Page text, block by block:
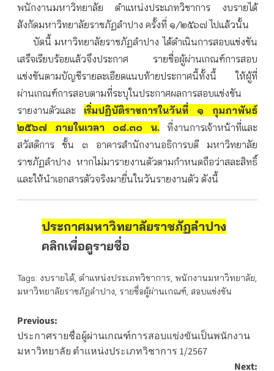
พนักงานมหาวิทยาลัย ตำแหน่งประเภทวิชาการ งบรายได้
สังกัดมหาวิทยาลัยราชภัฏลำปาง ครั้งที่ ๑/๒๕๖๗ ไปแล้วนั้น
บัดนี้ มหาวิทยาลัยราชภัฏลำปาง ได้ดำเนินการสอบแข่งขัน
เสร็จเรียบร้อยแล้วจึงประกาศ รายชื่อผู้ผ่านเกณฑ์การสอบ
แข่งขันตามบัญชีรายละเอียดแนบท้ายประกาศนี้ทั้งนี้ ให้ผู้ที่
ผ่านเกณฑ์การสอบตามที่ระบุในประกาศผลการสอบแข่งขัน
รายงานตัวและ เริ่มปฏิบัติราชการในวันที่ ๑ กุมภาพันธ์
๒๕๖๗ ภายในเวลา ๐๘.๓๐ น.ที่งานการเจ้าหน้าที่และ
สวัสดิการ ชั้น ๓ อาคารสำนักงานอธิการบดี มหาวิทยาลัย
ราชภัฏลำปาง หากไม่มารายงานตัวตามกำหนดถือว่าสละสิทธิ์
และให้นำเอกสารตัวจริงมายื่นในวันรายงานตัว ดังนี้
ประกาศมหาวิทยาลัยราชภัฏลำปาง
คลิกเพื่อดูรายชื่อ
Tags: งบรายได้, ตำแหน่งประเภทวิชาการ, พนักงานมหาวิทยาลัย,
มหาวิทยาลัยราชภัฏลำปาง, รายชื่อผู้ผ่านเกณฑ์, สอบแข่งขัน
Post
navigation
Previous:
ประกาศรายชื่อผู้ผ่านเกณฑ์การสอบแข่งขันเป็นพนักงาน
มหาวิทยาลัย ตำแหน่งประเภทวิชาการ 1/2567
Next: